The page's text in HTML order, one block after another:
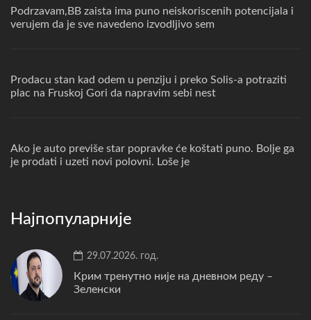
Podrzavam,BB zaista ima puno neiskoriscenih potencijala i
verujem da je sve navedeno izvodljivo sem
Prodacu stan kad odem u penziju i preko Solis-a potraziti
plac na Fruskoj Gori da napravim sebi nest
Ako je auto previše star popravke će koštati puno. Bolje ga
je prodati i uzeti novi polovni. Loše je
Најпопуларније
29.07.2026. год.
Крим тренутно није на дневном реду –
Зеленски